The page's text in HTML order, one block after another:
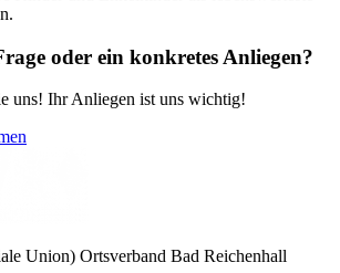
oder ein konkretes Anliegen?
uns! Ihr Anliegen ist uns wichtig!
Union) Ortsverband Bad Reichenhall